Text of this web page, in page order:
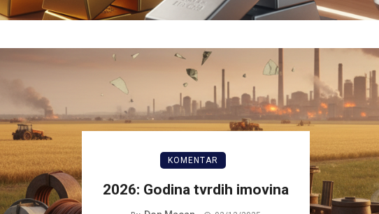
KOMENTAR
2026: Godina tvrdih imovina